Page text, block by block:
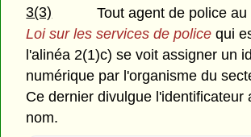
3(3)
Tout agent de police
Loi sur les services de police qui
l'alinéa 2(1)c) se voit assigner un
numérique par l'organisme du
Ce dernier divulgue l'identificateur
nom.